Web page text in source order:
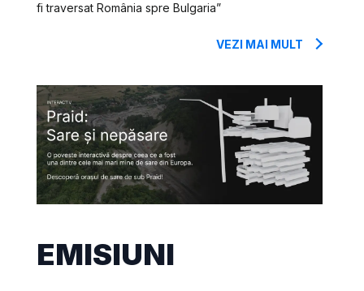
fi traversat România spre Bulgaria”
VEZI MAI MULT
EMISIUNI